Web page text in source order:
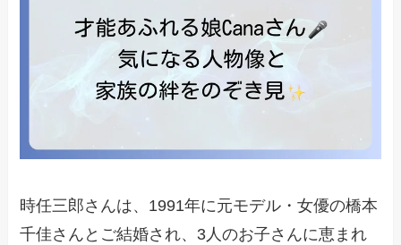
時任三郎さんは、1991年に元モデル・女優の橋本
千佳さんとご結婚され、3人のお子さんに恵まれ